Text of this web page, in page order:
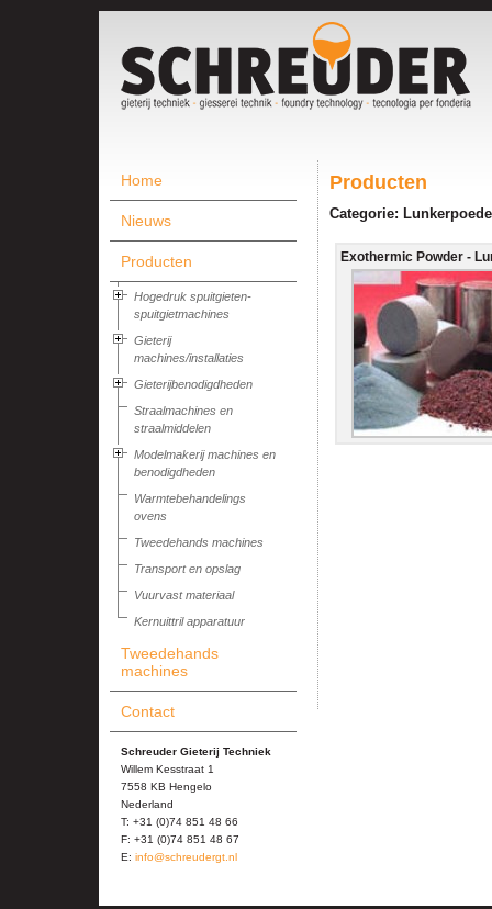
Home
Nieuws
Producten
Hogedruk spuitgieten-
spuitgietmachines
Gieterij
machines/installaties
Gieterijbenodigdheden
Straalmachines en
straalmiddelen
Modelmakerij machines en
benodigdheden
Warmtebehandelings
ovens
Tweedehands machines
Transport en opslag
Vuurvast materiaal
Kernuittril apparatuur
Tweedehands
machines
Contact
Schreuder Gieterij Techniek
Willem Kesstraat 1
7558 KB Hengelo
Nederland
T: +31 (0)74 851 48 66
F: +31 (0)74 851 48 67
E: info@schreudergt.nl
Producten
Categorie:
Exothermic Powder -